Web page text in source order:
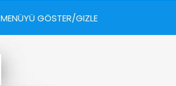
MENÜYÜ GÖSTER/GIZLE